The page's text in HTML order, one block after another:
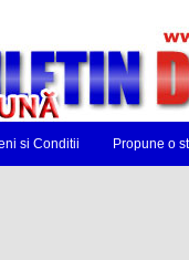
si Conditii Propune o